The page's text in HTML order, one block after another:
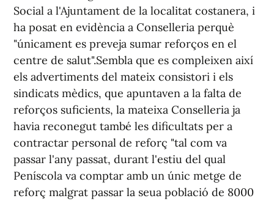
Social a l'Ajuntament de la localitat costanera, i
ha posat en evidència a Conselleria perquè
"únicament es preveja sumar reforços en el
centre de salut".Sembla que es compleixen així
els advertiments del mateix consistori i els
sindicats mèdics, que apuntaven a la falta de
reforços suficients, la mateixa Conselleria ja
havia reconegut també les dificultats per a
contractar personal de reforç "tal com va
passar l'any passat, durant l'estiu del qual
Peníscola va comptar amb un únic metge de
reforç malgrat passar la seua població de 8000